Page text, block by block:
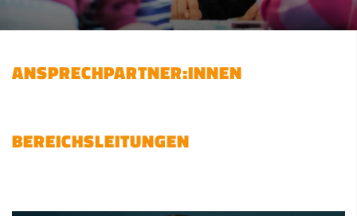
ANSPRECHPARTNER:INNEN
BEREICHSLEITUNGEN